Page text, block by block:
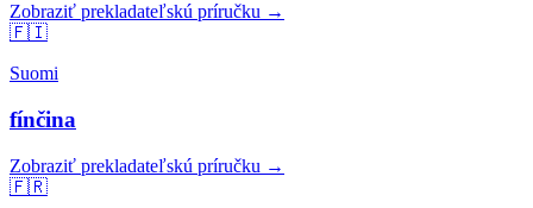
Zobraziť prekladateľskú príručku →
🇫🇮
Suomi
fínčina
Zobraziť prekladateľskú príručku →
🇫🇷